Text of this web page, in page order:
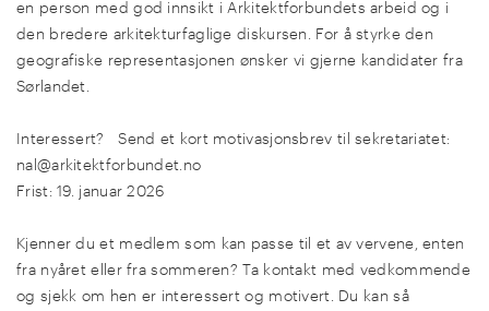
en person med god innsikt i Arkitektforbundets arbeid og i
den bredere arkitekturfaglige diskursen. For å styrke den
geografiske representasjonen ønsker vi gjerne kandidater fra
Sørlandet.
Interessert? Send et kort motivasjonsbrev til sekretariatet:
nal@arkitektforbundet.no
Frist: 19. januar 2026
Kjenner du et medlem som kan passe til et av vervene, enten
fra nyåret eller fra sommeren? Ta kontakt med vedkommende
og sjekk om hen er interessert og motivert. Du kan så